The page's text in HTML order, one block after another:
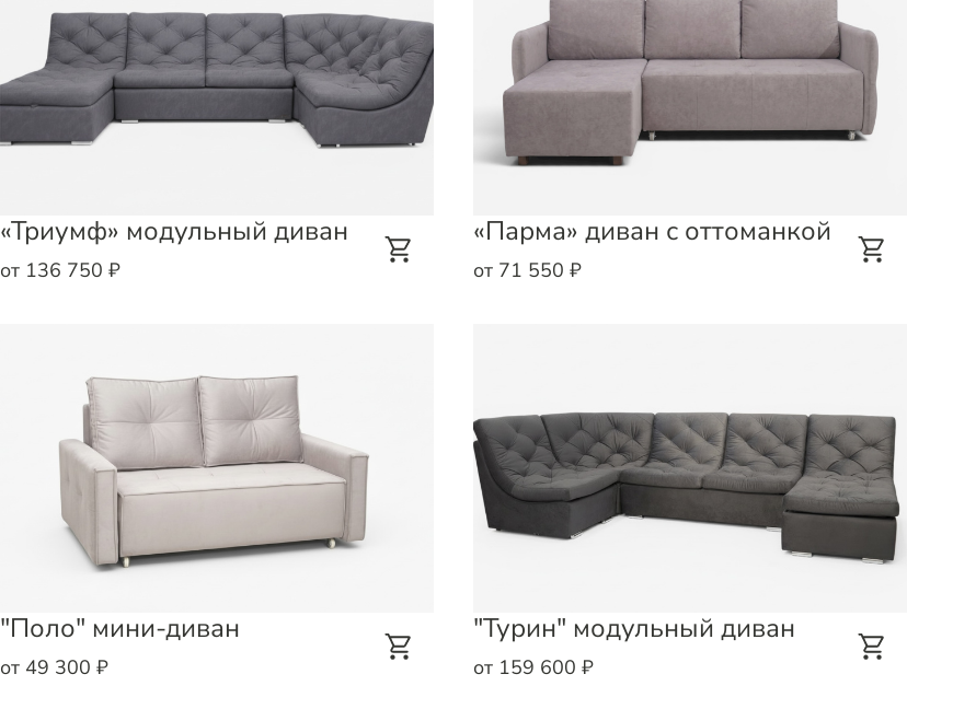
«Триумф» модульный диван
от 136 750 ₽
«Парма» диван с оттоманкой
от 71 550 ₽
"Поло" мини-диван
от 49 300 ₽
"Турин" модульный диван
от 159 600 ₽